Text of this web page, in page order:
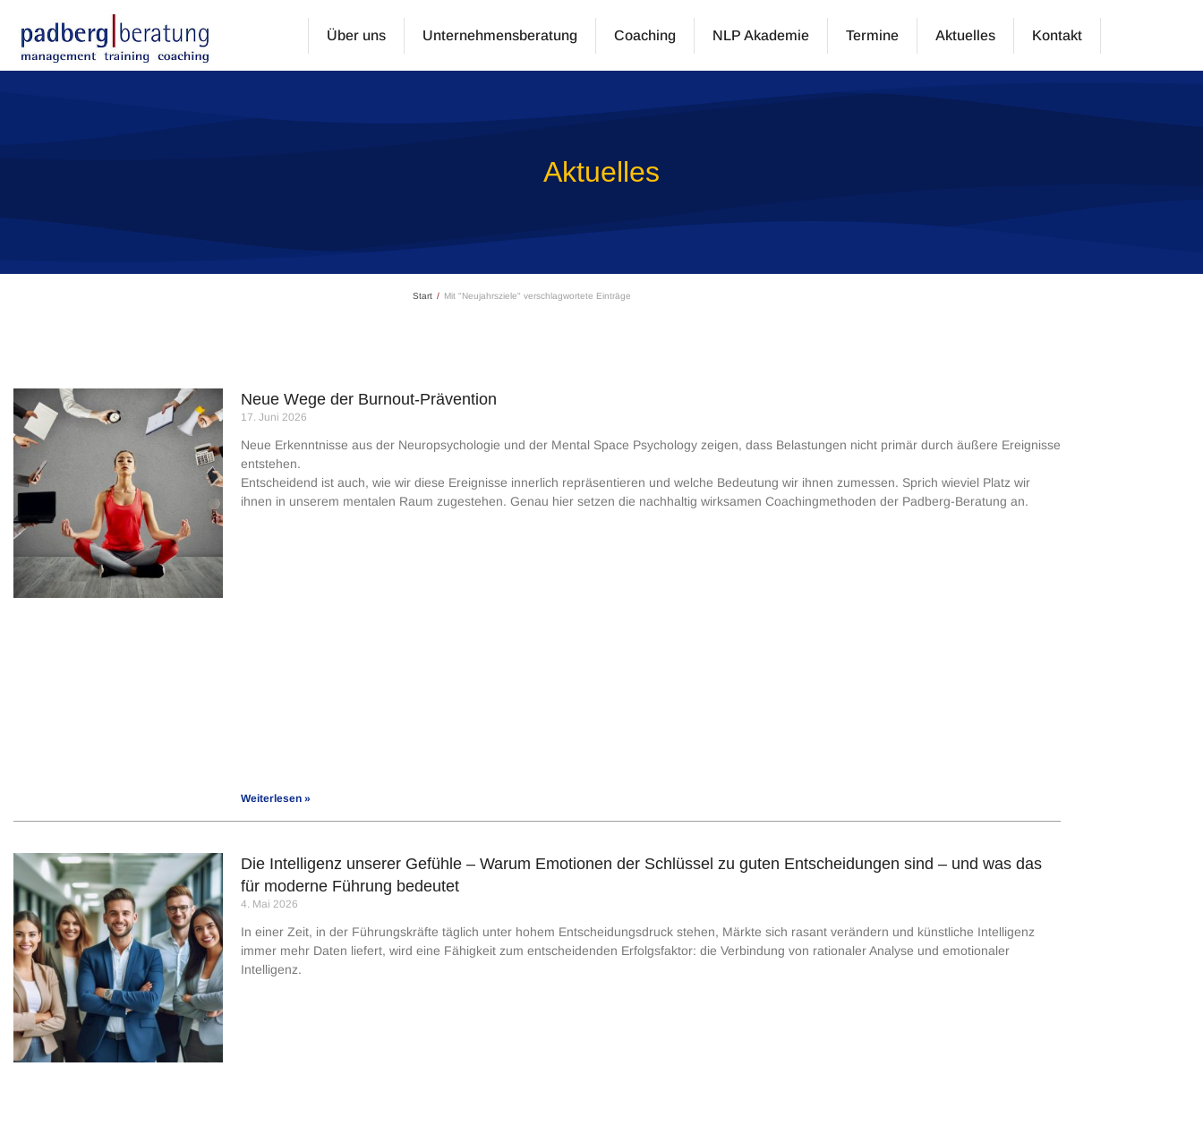
Über uns Unternehmensberatung Coaching NLP Akademie Termine Aktuelles Kontakt
Aktuelles
Start Mit "Neujahrsziele" verschlagwortete Einträge
Neue Wege der Burnout-Prävention
17. Juni 2026
Neue Erkenntnisse aus der Neuropsychologie und der Mental Space Psychology zeigen, dass Belastungen nicht primär durch äußere Ereignisse
entstehen.
Entscheidend ist auch, wie wir diese Ereignisse innerlich repräsentieren und welche Bedeutung wir ihnen zumessen. Sprich wieviel Platz wir
ihnen in unserem mentalen Raum zugestehen. Genau hier setzen die nachhaltig wirksamen Coachingmethoden der Padberg-Beratung an.
Weiterlesen »
Die Intelligenz unserer Gefühle – Warum Emotionen der Schlüssel zu guten Entscheidungen sind – und was das
für moderne Führung bedeutet
4. Mai 2026
In einer Zeit, in der Führungskräfte täglich unter hohem Entscheidungsdruck stehen, Märkte sich rasant verändern und künstliche Intelligenz
immer mehr Daten liefert, wird eine Fähigkeit zum entscheidenden Erfolgsfaktor: die Verbindung von rationaler Analyse und emotionaler
Intelligenz.